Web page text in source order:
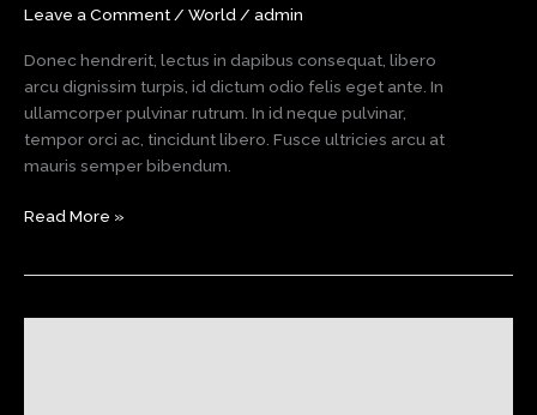
Leave a Comment / World / admin
Donec hendrerit, lectus in dapibus consequat, libero
arcu dignissim turpis, id dictum odio felis eget ante. In
ullamcorper pulvinar rutrum. In id neque pulvinar,
tempor orci ac, tincidunt libero. Fusce ultricies arcu at
mauris semper bibendum.
Cooking
Read More »